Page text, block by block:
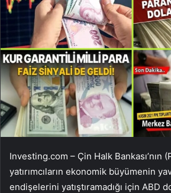
Investing.com – Çin Halk Bankası’nın
yatırımcıların ekonomik büyümenin
endişelerini yatıştıramadığı için ABD